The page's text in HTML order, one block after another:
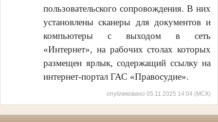
пользовательского сопровождения. В них
установлены сканеры для документов и
компьютеры с выходом в сеть
«Интернет», на рабочих столах которых
размещен ярлык, содержащий ссылку на
интернет-портал ГАС «Правосудие».
опубликовано 05.11.2025 14:04 (МСК)